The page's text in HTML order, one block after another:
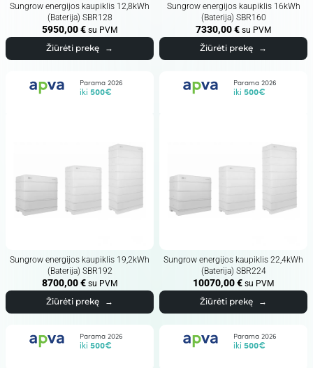
Sungrow energijos kaupiklis 12,8kWh
(Baterija) SBR128
5950,00€ su PVM
Žiūrėti prekę →
Sungrow energijos kaupiklis 16kWh
(Baterija) SBR160
7330,00€ su PVM
Žiūrėti prekę →
Parama 2026
iki 500€
Sungrow energijos kaupiklis 19,2kWh
(Baterija) SBR192
8700,00€ su PVM
Žiūrėti prekę →
Parama 2026
iki 500€
Sungrow energijos kaupiklis 22,4kWh
(Baterija) SBR224
10070,00€ su PVM
Žiūrėti prekę →
Parama 2026
iki 500€
Parama 2026
iki 500€